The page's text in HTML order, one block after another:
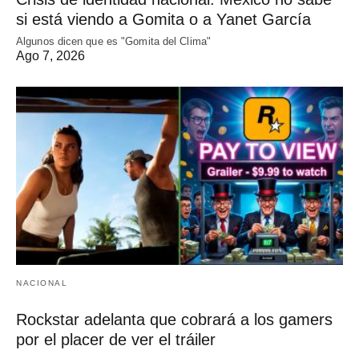
si está viendo a Gomita o a Yanet García
Algunos dicen que es "Gomita del Clima"
Ago 7, 2026
NACIONAL
Rockstar adelanta que cobrará a los gamers
por el placer de ver el tráiler